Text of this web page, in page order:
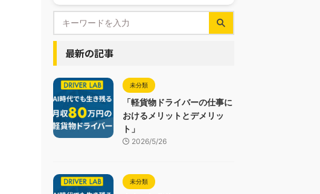
最新の記事
未分類
「軽貨物ドライバーの仕事に
おけるメリットとデメリッ
ト」
2026/5/26
未分類